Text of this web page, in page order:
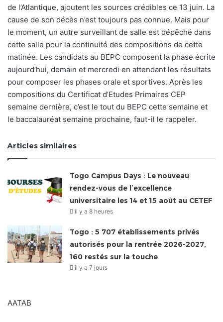
de l’Atlantique, ajoutent les sources crédibles ce 13 juin. La
cause de son décès n’est toujours pas connue. Mais pour
le moment, un autre surveillant de salle est dépêché dans
cette salle pour la continuité des compositions de cette
matinée. Les candidats au BEPC composent la phase écrite
aujourd’hui, demain et mercredi en attendant les résultats
pour composer les phases orale et sportives. Après les
compositions du Certificat d’Etudes Primaires CEP
semaine dernière, c’est le tout du BEPC cette semaine et
le baccalauréat semaine prochaine, faut-il le rappeler.
Articles similaires
Togo Campus Days : Le nouveau
rendez-vous de l’excellence
universitaire les 14 et 15 août au CETEF
il y a 8 heures
Togo : 5 707 établissements privés
autorisés pour la rentrée 2026-2027,
160 restés sur la touche
il y a 7 jours
AATAB